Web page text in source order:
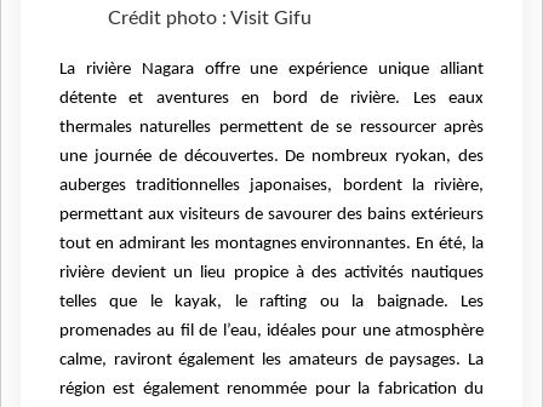
Crédit photo : Visit Gifu
La rivière Nagara offre une expérience unique alliant
détente et aventures en bord de rivière. Les eaux
thermales naturelles permettent de se ressourcer après
une journée de découvertes. De nombreux ryokan, des
auberges traditionnelles japonaises, bordent la rivière,
permettant aux visiteurs de savourer des bains extérieurs
tout en admirant les montagnes environnantes. En été, la
rivière devient un lieu propice à des activités nautiques
telles que le kayak, le rafting ou la baignade. Les
promenades au fil de l’eau, idéales pour une atmosphère
calme, raviront également les amateurs de paysages. La
région est également renommée pour la fabrication du